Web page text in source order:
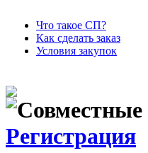
Что такое СП?
Как сделать заказ
Условия закупок
Регистрация